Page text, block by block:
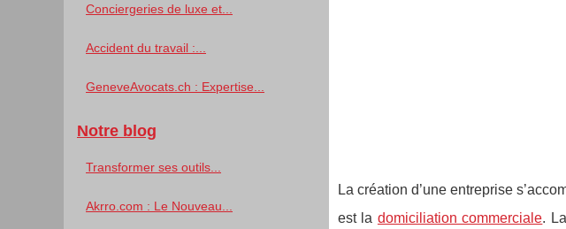
La création d’une entreprise
est la domiciliation commerciale.
Conciergeries de luxe et...
Accident du travail :...
GeneveAvocats.ch : Expertise...
Notre blog
Transformer ses outils...
Akrro.com : Le Nouveau...